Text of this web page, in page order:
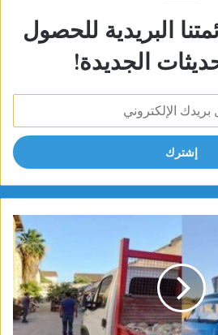
البريدية للحصول
الجديدة!